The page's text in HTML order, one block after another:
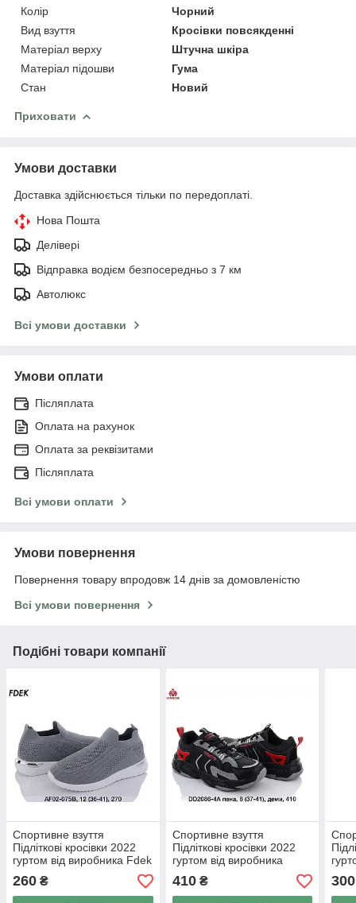
Колір
Чорний
Вид взуття
Кросівки повсякденні
Матеріал верху
Штучна шкіра
Матеріал підошви
Гума
Стан
Новий
Приховати
Умови доставки
Доставка здійснюється тільки по передоплаті.
Нова Пошта
Делівері
Відправка водієм безпосередньо з 7 км
Автолюкс
Всі умови доставки
Умови оплати
Післяплата
Оплата на рахунок
Оплата за реквізитами
Післяплата
Всі умови оплати
Умови повернення
Повернення товару впродовж 14 днів за домовленістю
Всі умови повернення
Подібні товари компанії
Спортивне взуття
Підліткові кросівки 2022
гуртом від виробника Fdek
(36-41)
260 ₴
Спортивне взуття
Підліткові кросівки 2022
гуртом від виробника
Kimboo (37-41)
410₴
(36-
300